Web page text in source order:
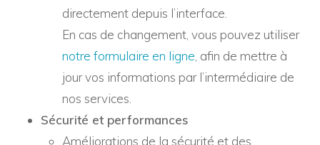
directement depuis l’interface.
En cas de changement, vous pouvez utiliser
notre formulaire en ligne , afin de mettre à
jour vos informations par l’intermédiaire de
nos services.
Sécurité et performances
Améliorations de la sécurité et des